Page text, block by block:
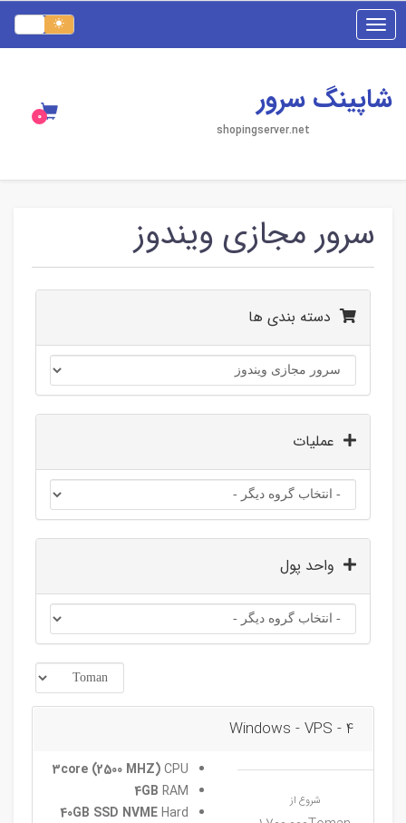
Toggle
navigation
شاپینگ سرور
shopingserver.net
سرور مجازی ویندوز
دسته بندی ها
عملیات
واحد پول
Windows - VPS - 4
3core (2500 MHZ)CPU
4GB RAM
40GB SSD NVMEHard
شروع از